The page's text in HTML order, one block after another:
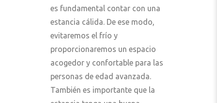
es fundamental contar con una
estancia cálida. De ese modo,
evitaremos el frío y
proporcionaremos un espacio
acogedor y confortable para las
personas de edad avanzada.
También es importante que la